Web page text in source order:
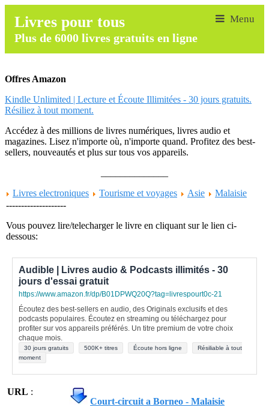
Livres pour tous
Plus de 6000 livres gratuits en ligne
Offres Amazon
Kindle Unlimited | Lecture et Écoute Illimitées - 30 jours gratuits.
Résiliez à tout moment.
Accédez à des millions de livres numériques, livres audio et
magazines. Lisez n'importe où, n'importe quand. Profitez des best-
sellers, nouveautés et plus sur tous vos appareils.
Livres electroniques
Tourisme et voyages Asie
Malaisie
--------------------
Vous pouvez lire/telecharger le livre en cliquant sur le lien ci-
dessous:
Audible | Livres audio & Podcasts illimités - 30
jours d'essai gratuit
https://www.amazon.fr/dp/B01DPWQ20Q?tag=livrespourt0c-21
Écoutez des best-sellers en audio, des Originals exclusifs et des
podcasts populaires. Écoutez en streaming ou téléchargez pour
profiter sur vos appareils préférés. Un titre premium de votre choix
chaque mois.
30 jours gratuits 500K+ titres Écoute hors ligne
Résiliable à tout
moment
URL :
Court-circuit a Borneo - Malaisie